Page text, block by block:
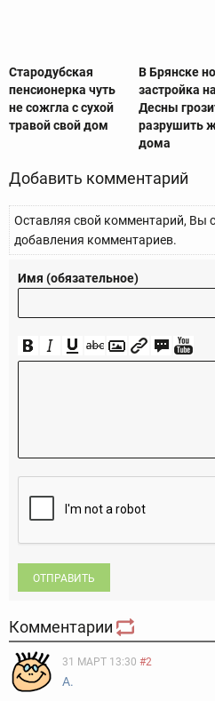
Стародубская
пенсионерка чуть
не сожгла с сухой
травой свой дом
В Брянске
застройка
Десны
разрушить
дома
Добавить комментарий
Оставляя свой комментарий, Вы
добавления комментариев.
Имя (обязательное)
ОТПРАВИТЬ
Комментарии
31 МАРТ 13:30 #2
А.